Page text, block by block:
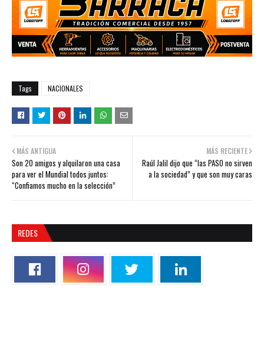
Tags NACIONALES
MÁS RECIENTE
Raúl Jalil dijo que “las PASO no sirven
a la sociedad” y que son muy caras
MÁS ANTIGUA
Son 20 amigos y alquilaron una casa
para ver el Mundial todos juntos:
“Confiamos mucho en la selección”
REDES